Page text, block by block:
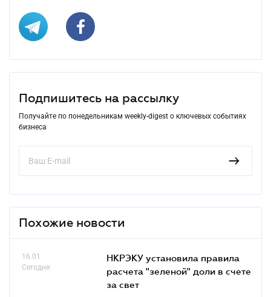
Подпишитесь на рассылку
Получайте по понедельникам weekly-digest о ключевых событиях
бизнеса
Похожие новости
16.01
Сегодня
НКРЭКУ установила правила
расчета "зеленой" доли в счете
за свет